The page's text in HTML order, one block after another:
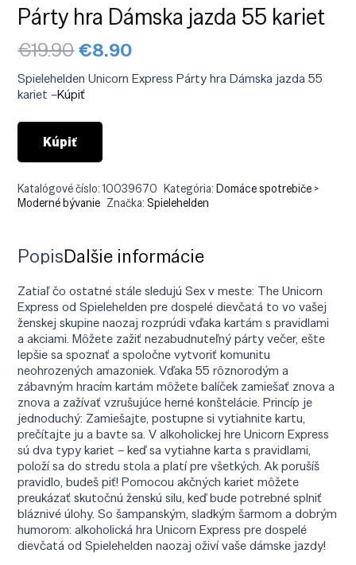
Párty hra Dámska jazda 55 kariet
€19.90Pôvodná
cena
bola:
€19.90.
€8.90Aktuálna
je:
Spielehelden Unicorn Express Párty hra Dámska jazda 55
kariet –Kúpiť
Kúpiť
Katalógové číslo:10039670 Kategória:Domáce spotrebiče >
Moderné bývanie Značka:Spielehelden
PopisĎalšie informácie
Zatiaľ čo ostatné stále sledujú Sex v meste: The Unicorn
Express od Spielehelden pre dospelé dievčatá to vo vašej
ženskej skupine naozaj rozprúdi vďaka kartám s pravidlami
a akciami. Môžete zažiť nezabudnuteľný párty večer, ešte
lepšie sa spoznať a spoločne vytvoriť komunitu
neohrozených amazoniek. Vďaka 55 rôznorodým a
zábavným hracím kartám môžete balíček zamiešať znova a
znova a zažívať vzrušujúce herné konštelácie. Princíp je
jednoduchý: Zamiešajte, postupne si vytiahnite kartu,
prečítajte ju a bavte sa. V alkoholickej hre Unicorn Express
sú dva typy kariet – keď sa vytiahne karta s pravidlami,
položí sa do stredu stola a platí pre všetkých. Ak porušíš
pravidlo, budeš piť! Pomocou akčných kariet môžete
preukázať skutočnú ženskú silu, keď bude potrebné splniť
bláznivé úlohy. So šampanským, sladkým šarmom a dobrým
humorom: alkoholická hra Unicorn Express pre dospelé
dievčatá od Spielehelden naozaj oživí vaše dámske jazdy!